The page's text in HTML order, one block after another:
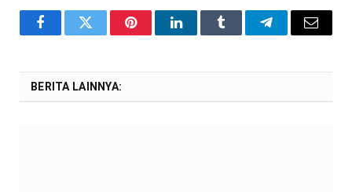
FacebookTwitter PinterestLinkedInTumblr TelegramEmail
BERITA LAINNYA: